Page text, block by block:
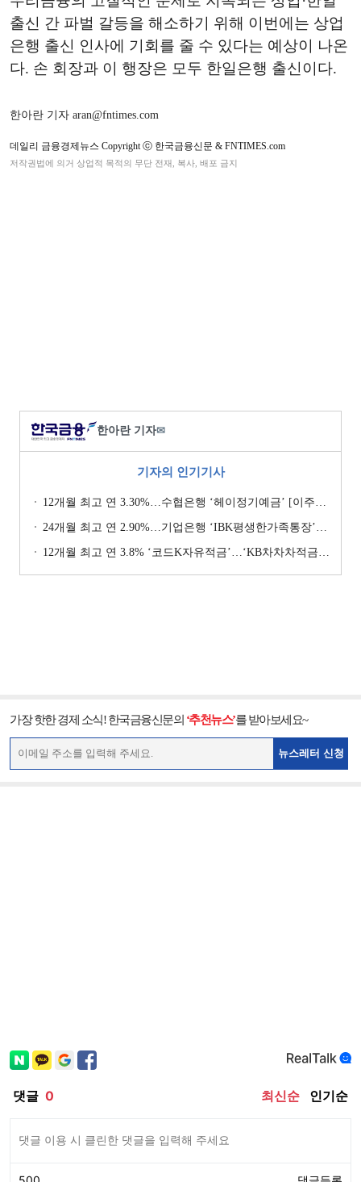
출신 간 파벌 갈등을 해소하기 위해 이번에는 상업
은행 출신 인사에 기회를 줄 수 있다는 예상이 나온
다. 손 회장과 이 행장은 모두 한일은행 출신이다.
한아란 기자 aran@fntimes.com
데일리 금융경제뉴스 Copyright ⓒ 한국금융신문 & FNTIMES.com
저작권법에 의거 상업적 목적의 무단 전재, 복사, 배포 금지
한아란 기자✉
기자의 인기기사
12개월 최고 연 3.30%…수협은행 ‘헤이정기예금’ [이주의 은행 예금금리-1월 2주]
24개월 최고 연 2.90%…기업은행 ‘IBK평생한가족통장’ [이주의 은행 예금금리-1월 2주]
12개월 최고 연 3.8% ‘코드K자유적금’…‘KB차차차적금’ 8% 이자 [이주의 은행 적금금리-1월 2주]
가장 핫한 경제 소식! 한국금융신문의 ‘추천뉴스’를 받아보세요~
뉴스레터 신청